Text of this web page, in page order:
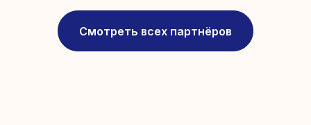
Смотреть всех партнёров